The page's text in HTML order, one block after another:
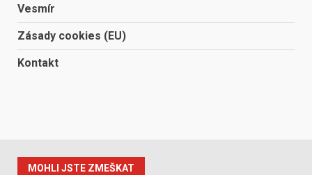
Vesmír
Zásady cookies (EU)
Kontakt
MOHLI JSTE ZMEŠKAT